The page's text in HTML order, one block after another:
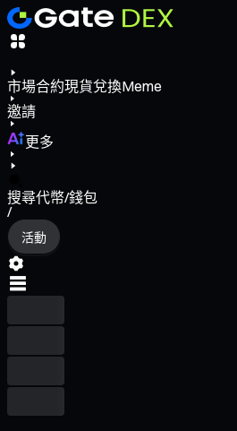
市場合約現貨兌換Meme
邀請
更多
搜尋代幣/錢包
/
活動